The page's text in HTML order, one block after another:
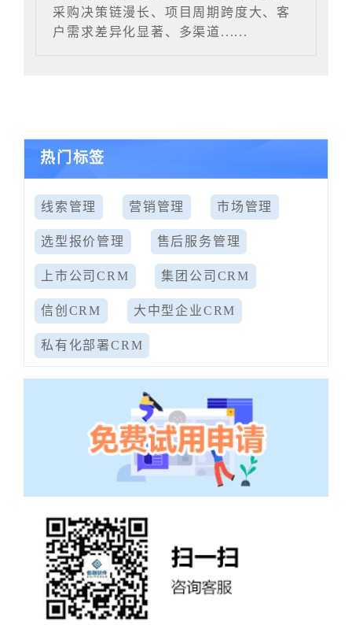
采购决策链漫长、项目周期跨度大、客
户需求差异化显著、多渠道......
热门标签
线索管理 营销管理 市场管理
选型报价管理 售后服务管理
上市公司CRM 集团公司CRM
信创CRM 大中型企业CRM
私有化部署CRM